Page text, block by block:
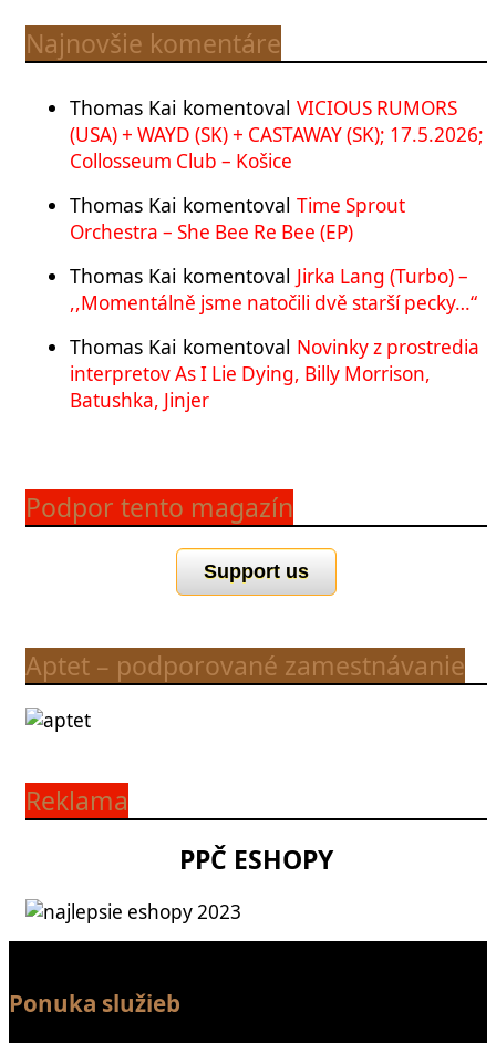
Najnovšie komentáre
Thomas Kai komentoval VICIOUS RUMORS
(USA) + WAYD (SK) + CASTAWAY (SK); 17.5.2026;
Collosseum Club – Košice
Thomas Kai komentoval Time Sprout
Orchestra – She Bee Re Bee (EP)
Thomas Kai komentoval Jirka Lang (Turbo) –
,,Momentálně jsme natočili dvě starší pecky…“
Thomas Kai komentoval Novinky z prostredia
interpretov As I Lie Dying, Billy Morrison,
Batushka, Jinjer
Podpor tento magazín
Support us
Aptet – podporované zamestnávanie
Reklama
PPČ ESHOPY
Ponuka služieb